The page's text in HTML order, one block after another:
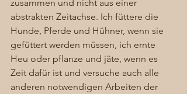
zusammen und nicht aus einer
abstrakten Zeitachse. Ich füttere die
Hunde, Pferde und Hühner, wenn sie
gefüttert werden müssen, ich ernte
Heu oder pflanze und jäte, wenn es
Zeit dafür ist und versuche auch alle
anderen notwendigen Arbeiten der